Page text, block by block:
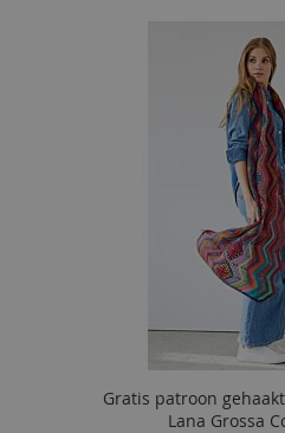
Gratis patroon
Lana Grossa